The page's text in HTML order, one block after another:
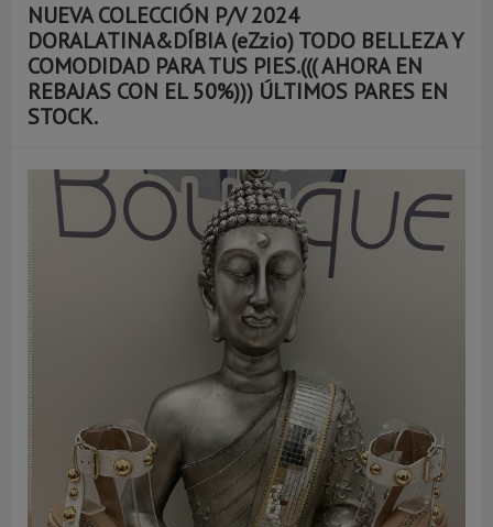
NUEVA COLECCIÓN P/V 2024
DORALATINA&DÍBIA (eZzio) TODO BELLEZA Y
COMODIDAD PARA TUS PIES.((( AHORA EN
REBAJAS CON EL 50%))) ÚLTIMOS PARES EN
STOCK.